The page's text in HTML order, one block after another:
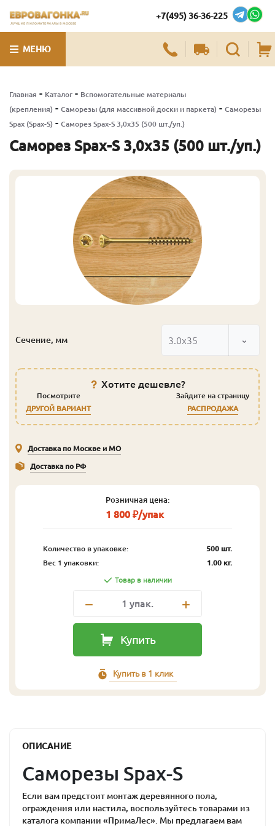
ЛУЧШИЕ ПИЛОМАТЕРИАЛЫ В МОСКВЕ
+7(495) 36-36-225
МЕНЮ
Главная - Каталог - Вспомогательные материалы
(крепления) - Саморезы (для массивной доски и паркета) - Саморезы
Spax (Spax-S) - Саморез Spax-S 3,0х35 (500 шт./уп.)
Саморез Spax-S 3,0х35 (500 шт./уп.)
Сечение, мм 3.0x35
Хотите дешевле?
Посмотрите
ДРУГОЙ ВАРИАНТ
Зайдите на страницу
РАСПРОДАЖА
Доставка по Москве и МО
Доставка по РФ
Розничная цена:
1 800 ₽/упак
Количество в упаковке:
500 шт.
Вес 1 упаковки:
1.00 кг.
Товар в наличии
1 упак.
Купить
Купить в 1 клик
ОПИСАНИЕ
Саморезы Spax-S
Если вам предстоит монтаж деревянного пола,
ограждения или настила, воспользуйтесь товарами из
каталога компании «ПримаЛес». Мы предлагаем вам